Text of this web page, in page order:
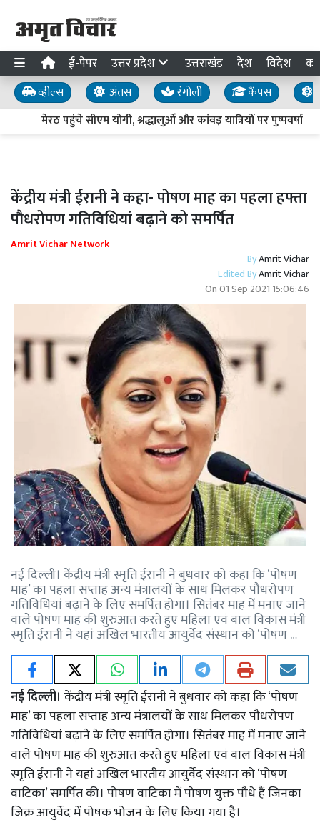
ई-पेपर उत्तर प्रदेश उत्तराखंड देश विदेश
व्हील्स अंतस रंगोली कैंपस
मेरठ पहुंचे सीएम योगी, श्रद्धालुओं और कांवड़ यात्रियों पर पुष्पवर्षा
केंद्रीय मंत्री ईरानी ने कहा- पोषण माह का पहला हफ्ता
पौधरोपण गतिविधियां बढ़ाने को समर्पित
Amrit Vichar Network
ByAmrit Vichar
Edited ByAmrit Vichar
On01 Sep 2021 15:06:46
नई दिल्ली। केंद्रीय मंत्री स्मृति ईरानी ने बुधवार को कहा कि ‘पोषण
माह’ का पहला सप्ताह अन्य मंत्रालयों के साथ मिलकर पौधरोपण
गतिविधियां बढ़ाने के लिए समर्पित होगा। सितंबर माह में मनाए जाने
वाले पोषण माह की शुरुआत करते हुए महिला एवं बाल विकास मंत्री
स्मृति ईरानी ने यहां अखिल भारतीय आयुर्वेद संस्थान को ‘पोषण …
नई दिल्ली। केंद्रीय मंत्री स्मृति ईरानी ने बुधवार को कहा कि ‘पोषण
माह’ का पहला सप्ताह अन्य मंत्रालयों के साथ मिलकर पौधरोपण
गतिविधियां बढ़ाने के लिए समर्पित होगा। सितंबर माह में मनाए जाने
वाले पोषण माह की शुरुआत करते हुए महिला एवं बाल विकास मंत्री
स्मृति ईरानी ने यहां अखिल भारतीय आयुर्वेद संस्थान को ‘पोषण
वाटिका’ समर्पित की। पोषण वाटिका में पोषण युक्त पौधे हैं जिनका
जिक्र आयुर्वेद में पोषक भोजन के लिए किया गया है।